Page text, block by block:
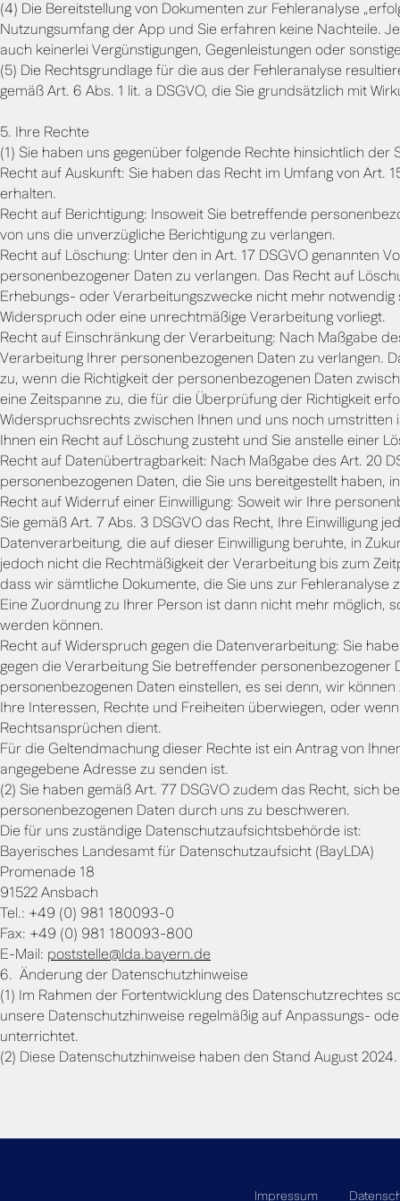
(4) Die Bereitstellung von Dokumenten zur Fehleranalyse
Nutzungsumfang der App und Sie erfahren keine Nachteile.
auch keinerlei Vergünstigungen, Gegenleistungen oder
(5) Die Rechtsgrundlage für die aus der Fehleranalyse
gemäß Art. 6 Abs. 1 lit. a DSGVO, die Sie grundsätzlich mit
5. Ihre Rechte
(1) Sie haben uns gegenüber folgende Rechte hinsichtlich
Recht auf Auskunft: Sie haben das Recht im Umfang von Art.
erhalten.
Recht auf Berichtigung: Insoweit Sie betreffende
von uns die unverzügliche Berichtigung zu verlangen.
Recht auf Löschung: Unter den in Art. 17 DSGVO genannten
personenbezogener Daten zu verlangen. Das Recht auf
Erhebungs- oder Verarbeitungszwecke nicht mehr
Widerspruch oder eine unrechtmäßige Verarbeitung vorliegt.
Recht auf Einschränkung der Verarbeitung: Nach Maßgabe
Verarbeitung Ihrer personenbezogenen Daten zu verlangen.
zu, wenn die Richtigkeit der personenbezogenen Daten
eine Zeitspanne zu, die für die Überprüfung der Richtigkeit
Widerspruchsrechts zwischen Ihnen und uns noch
Ihnen ein Recht auf Löschung zusteht und Sie anstelle einer
Recht auf Datenübertragbarkeit: Nach Maßgabe des Art. 20
personenbezogenen Daten, die Sie uns bereitgestellt haben,
Recht auf Widerruf einer Einwilligung: Soweit wir Ihre
Sie gemäß Art. 7 Abs. 3 DSGVO das Recht, Ihre Einwilligung
Datenverarbeitung, die auf dieser Einwilligung beruhte, in
jedoch nicht die Rechtmäßigkeit der Verarbeitung bis zum
dass wir sämtliche Dokumente, die Sie uns zur
Eine Zuordnung zu Ihrer Person ist dann nicht mehr möglich,
werden können.
Recht auf Widerspruch gegen die Datenverarbeitung: Sie
gegen die Verarbeitung Sie betreffender
personenbezogenen Daten einstellen, es sei denn, wir
Ihre Interessen, Rechte und Freiheiten überwiegen, oder
Rechtsansprüchen dient.
Für die Geltendmachung dieser Rechte ist ein Antrag von
angegebene Adresse zu senden ist.
(2) Sie haben gemäß Art. 77 DSGVO zudem das Recht, sich
personenbezogenen Daten durch uns zu beschweren.
Die für uns zuständige Datenschutzaufsichtsbehörde ist:
Bayerisches Landesamt für Datenschutzaufsicht (BayLDA)
Promenade 18
91522 Ansbach
Tel.: +49 (0) 981 180093-0
Fax: +49 (0) 981 180093-800
E-Mail: poststelle@lda.bayern.de
6. Änderung der Datenschutzhinweise
(1) Im Rahmen der Fortentwicklung des Datenschutzrechtes
unsere Datenschutzhinweise regelmäßig auf Anpassungs-
unterrichtet.
(2) Diese Datenschutzhinweise haben den Stand August 2024.
Impressum